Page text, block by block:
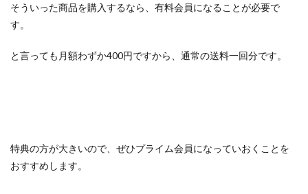
そういった商品を購入するなら、有料会員になることが必要で
す。
と言っても月額わずか400円ですから、通常の送料一回分です。
特典の方が大きいので、ぜひプライム会員になっていおくことを
おすすめします。